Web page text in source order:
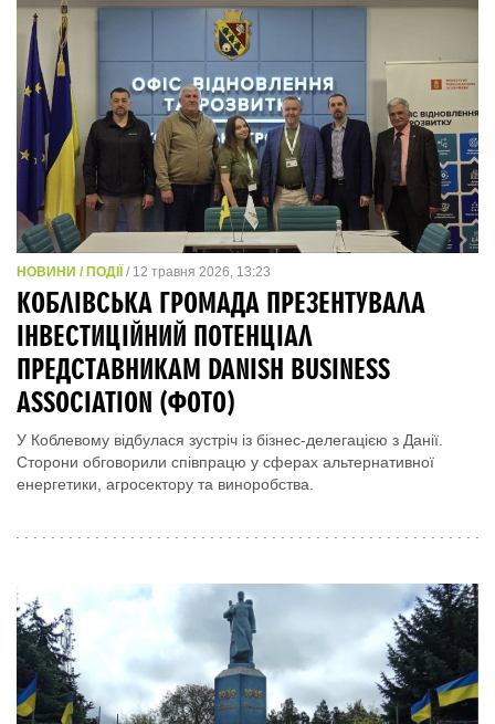
НОВИНИ / ПОДІЇ / 12 травня 2026, 13:23
КОБЛІВСЬКА ГРОМАДА ПРЕЗЕНТУВАЛА
ІНВЕСТИЦІЙНИЙ ПОТЕНЦІАЛ
ПРЕДСТАВНИКАМ DANISH BUSINESS
ASSOCIATION (ФОТО)
У Коблевому відбулася зустріч із бізнес-делегацією з Данії.
Сторони обговорили співпрацю у сферах альтернативної
енергетики, агросектору та виноробства.